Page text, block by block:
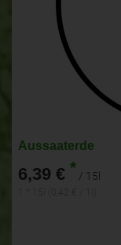
Aussaaterde
6,39 € * / 15l